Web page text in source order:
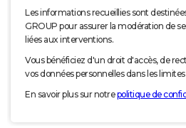
Les informations recueillies sont
GROUP pour assurer la modération de
liées aux interventions.
Vous bénéficiez d'un droit d'accès, de
vos données personnelles dans les limites
En savoir plus sur notrepolitique de